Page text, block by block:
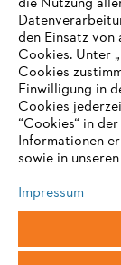
Datenschutz
Rechtliche
STIHL
IHR
Sie nutzen
eine optimale
einem der
Firefox
den Einsatz
Cookies. Unter
Cookies
Einwilligung in
Cookies
“Cookies“ in
Informationen
sowie in unseren
Impressum